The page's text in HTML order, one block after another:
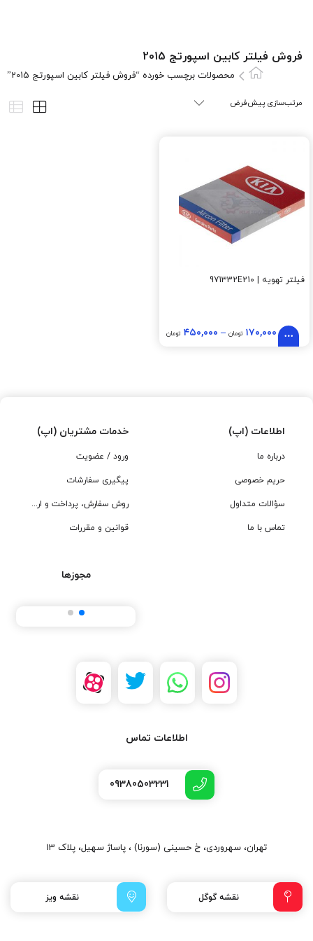
فروش فیلتر کابین اسپورتج 2015
محصولات برچسب خورده “فروش فیلتر کابین اسپورتج 2015”
فیلتر تهویه | 971332E210
۱۷۰,۰۰۰ تومان– ۴۵۰,۰۰۰ تومان
اطلاعات (اپ)
درباره ما
حریم خصوصی
سؤالات متداول
تماس با ما
خدمات مشتریان (اپ)
ورود / عضویت
پیگیری سفارشات
روش سفارش، پرداخت و ارسال
قوانین و مقررات
مجوزها
اطلاعات تماس
09380503231
تهران، سهروردی، خ حسینی (سورنا) ، پاساژ سهیل، پلاک 13
نقشه گوگل نقشه ویز